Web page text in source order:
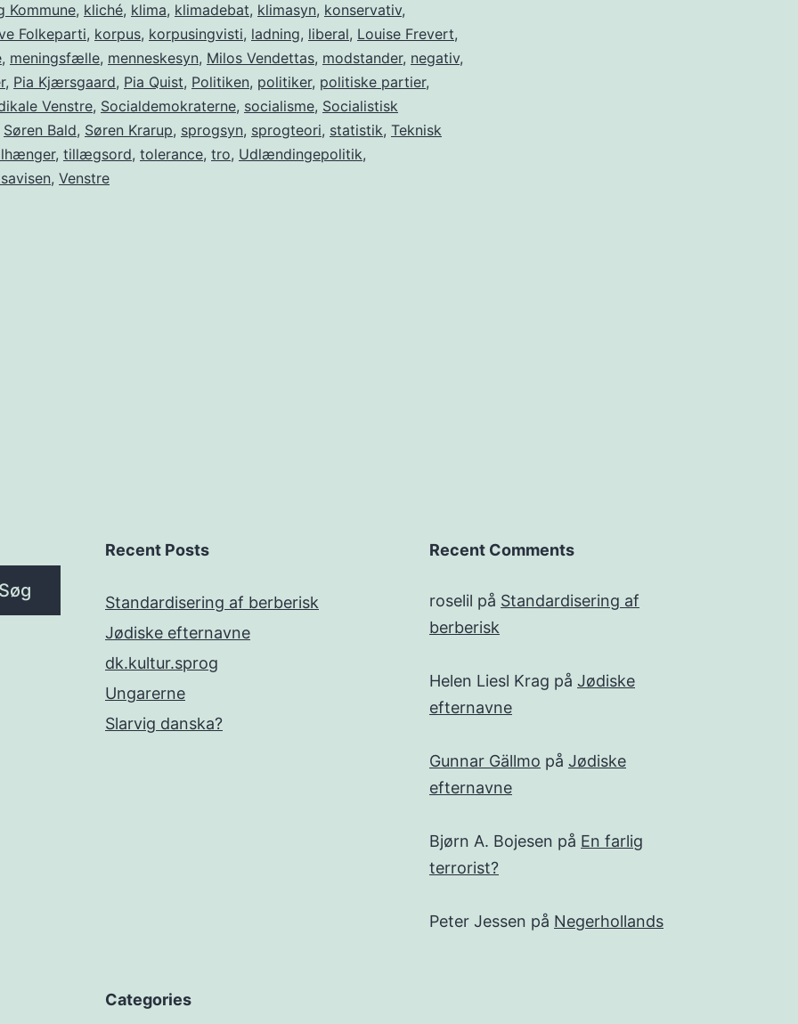
Kommune, kliché, klima, klimadebat, klimasyn, konservativ,
Folkeparti, korpus, korpusingvisti, ladning, liberal, Louise Frevert,
, meningsfælle, menneskesyn, Milos Vendettas, modstander, negativ,
, Pia Kjærsgaard, Pia Quist, Politiken, politiker, politiske partier,
Venstre, Socialdemokraterne, socialisme, Socialistisk
Søren Bald, Søren Krarup, sprogsyn, sprogteori, statistik, Teknisk
, tillægsord, tolerance, tro, Udlændingepolitik,
, Venstre
Recent Posts
Standardisering af berberisk
Jødiske efternavne
dk.kultur.sprog
Ungarerne
Slarvig danska?
Recent Comments
roselil på Standardisering af
berberisk
Helen Liesl Krag på Jødiske
efternavne
Gunnar Gällmo på Jødiske
efternavne
Bjørn A. Bojesen på En farlig
terrorist?
Peter Jessen på Negerhollands
Categories